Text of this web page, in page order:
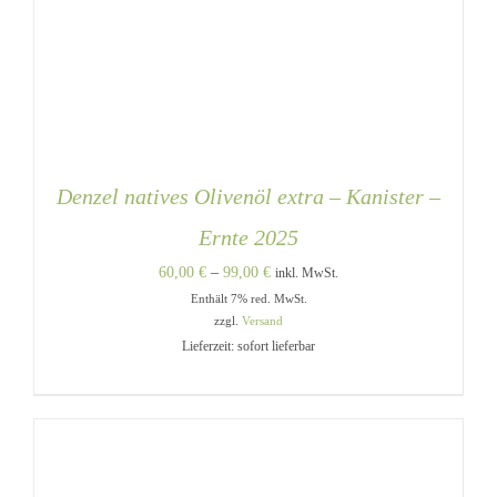
Denzel natives Olivenöl extra – Kanister –
Ernte 2025
60,00 € – 99,00 €Preisspanne:
60,00 €
bis
inkl. MwSt.
Enthält 7% red. MwSt.
zzgl. Versand
Lieferzeit: sofort lieferbar